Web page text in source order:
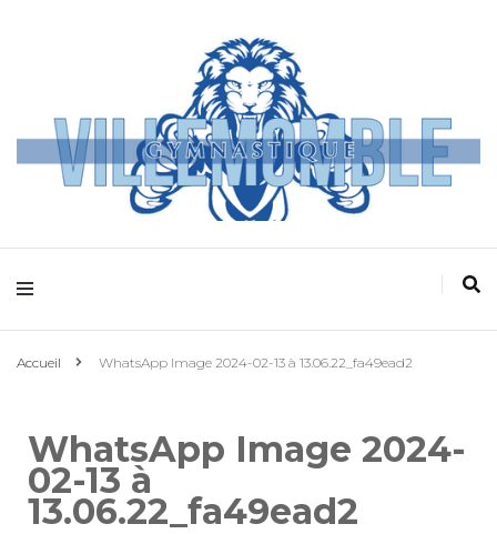
Villemomble
Gymnastique
Accueil WhatsApp Image 2024-02-13 à 13.06.22_fa49ead2
WhatsApp Image 2024-
02-13 à
13.06.22_fa49ead2